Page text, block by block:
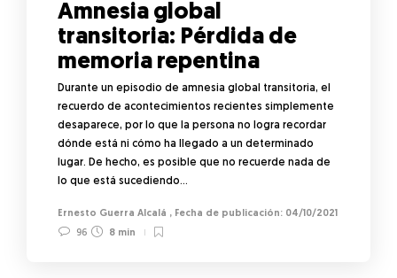
Amnesia global
transitoria: Pérdida de
memoria repentina
Durante un episodio de amnesia global transitoria, el
recuerdo de acontecimientos recientes simplemente
desaparece, por lo que la persona no logra recordar
dónde está ni cómo ha llegado a un determinado
lugar. De hecho, es posible que no recuerde nada de
lo que está sucediendo…
Ernesto Guerra Alcalá ,
04/10/2021
96
8 min